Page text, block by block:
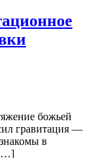
божьей
гравитация —
в
[…]